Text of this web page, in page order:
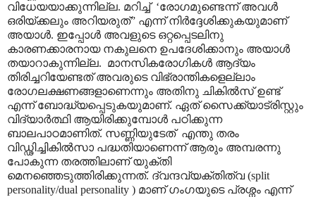
വിധേയയാക്കുന്നില്ല. മറിച്ച് ‘രോഗമുണ്ടെന്ന് അവൾ
ഒരിയ്ക്കലും അറിയരുത്” എന്ന് നിർദ്ദേശിക്കുകയുമാണ്
അയാൾ. ഇപ്പോൾ അവളുടെ ഒറ്റപ്പെടലിനു
കാരണക്കാരനായ നകുലനെ ഉപദേശിക്കാനും അയാൾ
തയാറാകുന്നില്ല. മാനസികരോഗികൾ ആദ്യം
തിരിച്ചറിയേണ്ടത് അവരുടെ വിഭ്രാന്തികളെല്ലാം
രോഗലക്ഷണങ്ങളാണെന്നും അതിനു ചികിൽസ് ഉണ്ട്
എന്ന് ബോദ്ധ്യപ്പെടുകയുമാണ്. ഏത് സൈക്ക്യാട്രിസ്റ്റും
വിദ്യാർത്ഥി ആയിരിക്കുമ്പോൾ പഠിക്കുന്ന
ബാലപാഠമാണിത്. സണ്ണിയുടേത് എന്തു തരം
വിഡ്ഢിച്ചികിൽസാ പദ്ധതിയാണെന്ന് ആരും അമ്പരന്നു
പോകുന്ന തരത്തിലാണ് യുക്തി
മെനഞ്ഞെടുത്തിരിക്കുന്നത്. ദ്വന്ദവ്യക്തിത്വ (split
personality/dual personality ) മാണ് ഗംഗയുടെ പ്രശ്നം എന്ന്